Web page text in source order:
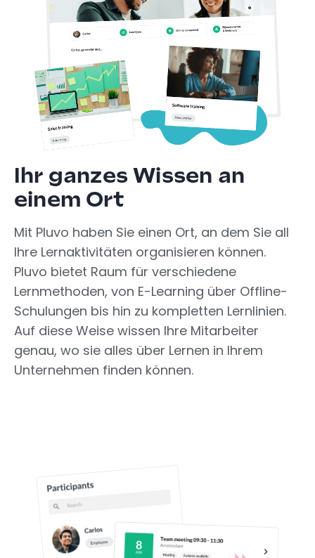
Ihr ganzes Wissen an
einem Ort
Mit Pluvo haben Sie einen Ort, an dem Sie all
Ihre Lernaktivitäten organisieren können.
Pluvo bietet Raum für verschiedene
Lernmethoden, von E-Learning über Offline-
Schulungen bis hin zu kompletten Lernlinien.
Auf diese Weise wissen Ihre Mitarbeiter
genau, wo sie alles über Lernen in Ihrem
Unternehmen finden können.